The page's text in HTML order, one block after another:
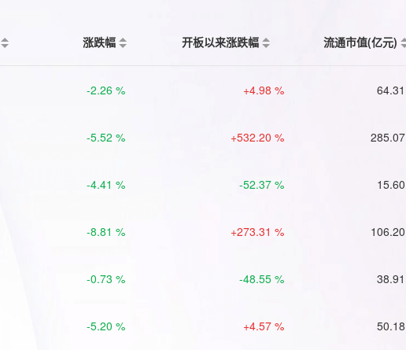
涨跌幅 开板以来涨跌幅 流通市值(亿元)
-2.26 % +4.98 % 64.31
-5.52 % +532.20 % 285.07
-4.41 % -52.37 % 15.60
-8.81 % +273.31 % 106.20
-0.73 % -48.55 % 38.91
-5.20 % +4.57 % 50.18